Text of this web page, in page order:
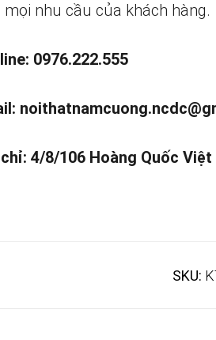
mọi nhu cầu của khách hàng.
0976.222.555
4/8/106 Hoàng Quốc Việt
SKU: